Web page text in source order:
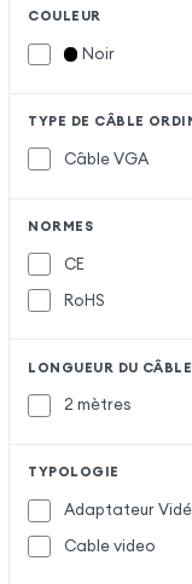
COULEUR
Noir
TYPE DE CÂBLE
Câble VGA
NORMES
CE
RoHS
LONGUEUR DU CÂBLE
2 mètres
TYPOLOGIE
Adaptateur
Cable video